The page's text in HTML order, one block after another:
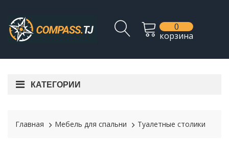
0
корзина
КАТЕГОРИИ
Главная Мебель для спальни Туалетные столики